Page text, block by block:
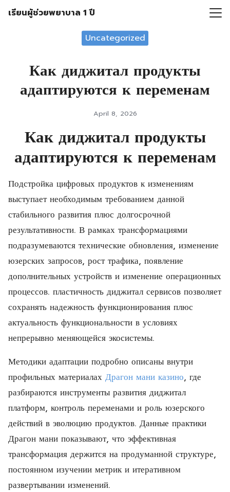
Skip
เรียนผู้ช่วยพยาบาล 1 ปี
Uncategorized
Как диджитал продукты
адаптируются к переменам
April 8, 2026
Как диджитал продукты
адаптируются к переменам
Подстройка цифровых продуктов к изменениям
выступает необходимым требованием данной
стабильного развития плюс долгосрочной
результативности. В рамках трансформациями
подразумеваются технические обновления, изменение
юзерских запросов, рост трафика, появление
дополнительных устройств и изменение операционных
процессов. пластичность диджитал сервисов позволяет
сохранять надежность функционирования плюс
актуальность функциональности в условиях
непрерывно меняющейся экосистемы.
Методики адаптации подробно описаны внутри
профильных материалах Драгон мани казино, где
разбираются инструменты развития диджитал
платформ, контроль переменами и роль юзерского
действий в эволюцию продуктов. Данные практики
Драгон мани показывают, что эффективная
трансформация держится на продуманной структуре,
постоянном изучении метрик и итеративном
развертывании изменений.